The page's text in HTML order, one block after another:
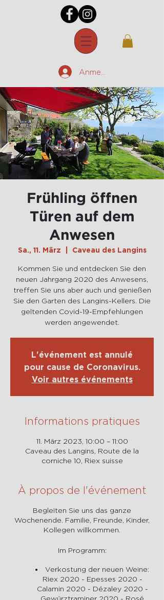
Anmelden
Frühling öffnen
Türen auf dem
Anwesen
Sa., 11. März Caveau des Langins
Kommen Sie und entdecken Sie den
neuen Jahrgang 2020 des Anwesens,
treffen Sie uns aber auch und genießen
Sie den Garten des Langins-Kellers. Die
geltenden Covid-19-Empfehlungen
werden angewendet.
L'événement est annulé
pour cause de Coronavirus.
Voir autres événements
Informations pratiques
11. März 2023, 10:00 – 11:00
Caveau des Langins, Route de la
corniche 10, Riex suisse
À propos de l'événement
Begleiten Sie uns das ganze
Wochenende. Familie, Freunde, Kinder,
Kollegen willkommen.
Im Programm:
Verkostung der neuen Weine:
Riex 2020 - Epesses 2020 -
Calamin 2020 - Dézaley 2020 -
Gewürztraminer 2020 - Rosé